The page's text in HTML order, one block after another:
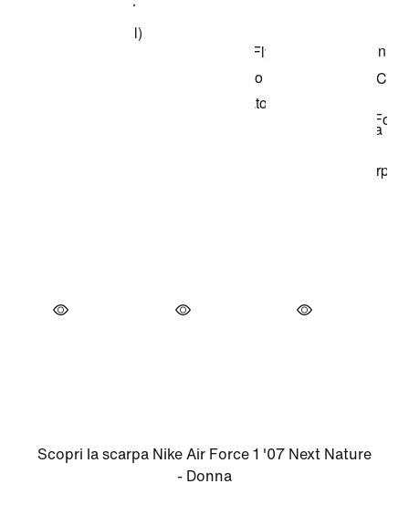
Scopri la scarpa Nike Air Force 1 '07 Next Nature
- Donna